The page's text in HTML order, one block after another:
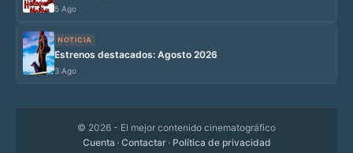
5 Ago
NOTICIA
Estrenos destacados: Agosto 2026
3 Ago
© 2026 - El mejor contenido cinematográfico
Cuenta · Contactar · Política de privacidad